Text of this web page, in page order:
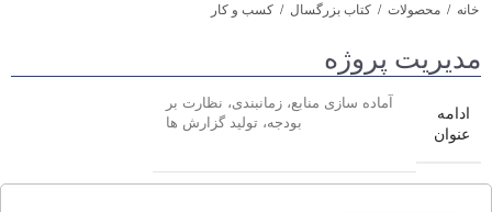
خانه / محصولات / کتاب بزرگسال / کسب و کار
مدیریت پروژه
ادامه
عنوان
آماده سازی منابع، زمانبندی، نظارت بر
بودجه، تولید گزارش ها